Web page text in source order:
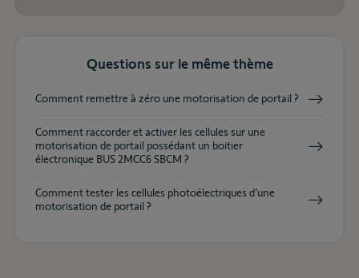
Questions sur le même thème
Comment remettre à zéro une motorisation de portail ?
Comment raccorder et activer les cellules sur une
motorisation de portail possédant un boitier
électronique BUS 2MCC6 SBCM ?
Comment tester les cellules photoélectriques d’une
motorisation de portail ?